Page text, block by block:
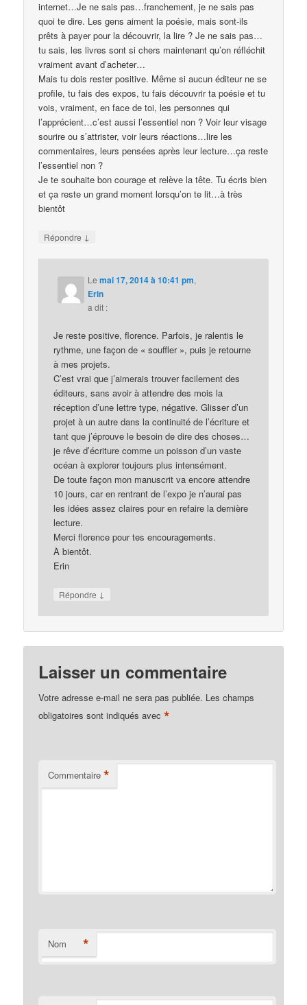
internet…Je ne sais pas…franchement, je ne sais pas
quoi te dire. Les gens aiment la poésie, mais sont-ils
prêts à payer pour la découvrir, la lire ? Je ne sais pas…
tu sais, les livres sont si chers maintenant qu’on réfléchit
vraiment avant d’acheter…
Mais tu dois rester positive. Même si aucun éditeur ne se
profile, tu fais des expos, tu fais découvrir ta poésie et tu
vois, vraiment, en face de toi, les personnes qui
l’apprécient…c’est aussi l’essentiel non ? Voir leur visage
sourire ou s’attrister, voir leurs réactions…lire les
commentaires, leurs pensées après leur lecture…ça reste
l’essentiel non ?
Je te souhaite bon courage et relève la tête. Tu écris bien
et ça reste un grand moment lorsqu’on te lit…à très
bientôt
Répondre ↓
Lemai 17, 2014 à 10:41 pm,
Erin
a dit :
Je reste positive, florence. Parfois, je ralentis le
rythme, une façon de « souffler », puis je retourne
à mes projets.
C’est vrai que j’aimerais trouver facilement des
éditeurs, sans avoir à attendre des mois la
réception d’une lettre type, négative. Glisser d’un
projet à un autre dans la continuité de l’écriture et
tant que j’éprouve le besoin de dire des choses…
je rêve d’écriture comme un poisson d’un vaste
océan à explorer toujours plus intensément.
De toute façon mon manuscrit va encore attendre
10 jours, car en rentrant de l’expo je n’aurai pas
les idées assez claires pour en refaire la dernière
lecture.
Merci florence pour tes encouragements.
À bientôt.
Erin
Répondre ↓
Laisser un commentaire
Votre adresse e-mail ne sera pas publiée. Les champs
obligatoires sont indiqués avec*
Commentaire *
Nom *